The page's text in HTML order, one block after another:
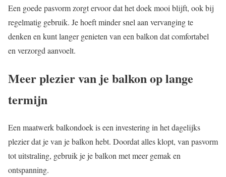
Een goede pasvorm zorgt ervoor dat het doek mooi blijft, ook bij
regelmatig gebruik. Je hoeft minder snel aan vervanging te
denken en kunt langer genieten van een balkon dat comfortabel
en verzorgd aanvoelt.
Meer plezier van je balkon op lange
termijn
Een maatwerk balkondoek is een investering in het dagelijks
plezier dat je van je balkon hebt. Doordat alles klopt, van pasvorm
tot uitstraling, gebruik je je balkon met meer gemak en
ontspanning.